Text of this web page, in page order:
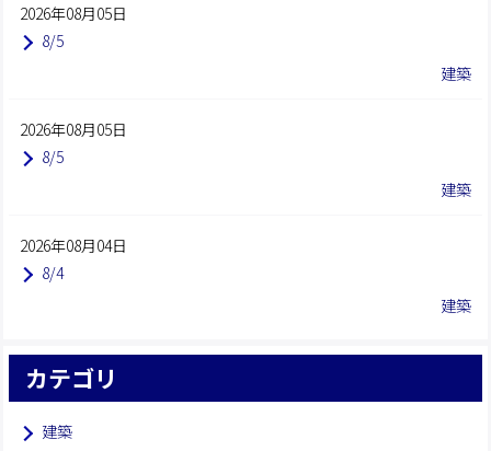
2026年08月05日
8/5
建築
2026年08月05日
8/5
建築
2026年08月04日
8/4
建築
カテゴリ
建築